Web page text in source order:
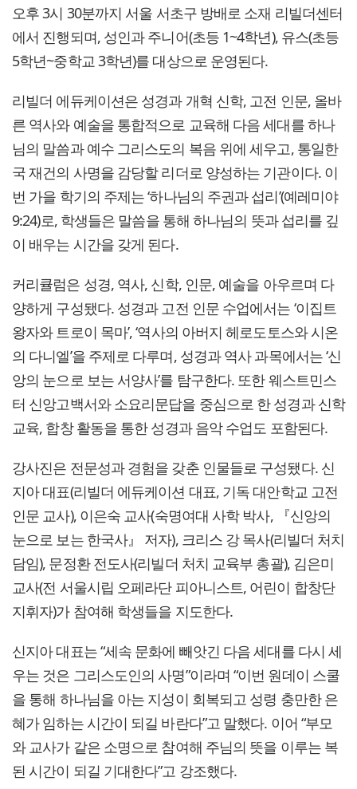
오후 3시 30분까지 서울 서초구 방배로 소재 리빌더센터
에서 진행되며, 성인과 주니어(초등 1~4학년), 유스(초등
5학년~중학교 3학년)를 대상으로 운영된다.
리빌더 에듀케이션은 성경과 개혁 신학, 고전 인문, 올바
른 역사와 예술을 통합적으로 교육해 다음 세대를 하나
님의 말씀과 예수 그리스도의 복음 위에 세우고, 통일한
국 재건의 사명을 감당할 리더로 양성하는 기관이다. 이
번 가을 학기의 주제는 ‘하나님의 주권과 섭리’(예레미야
9:24)로, 학생들은 말씀을 통해 하나님의 뜻과 섭리를 깊
이 배우는 시간을 갖게 된다.
커리큘럼은 성경, 역사, 신학, 인문, 예술을 아우르며 다
양하게 구성됐다. 성경과 고전 인문 수업에서는 ‘이집트
왕자와 트로이 목마’, ‘역사의 아버지 헤로도토스와 시온
의 다니엘’을 주제로 다루며, 성경과 역사 과목에서는 ‘신
앙의 눈으로 보는 서양사’를 탐구한다. 또한 웨스트민스
터 신앙고백서와 소요리문답을 중심으로 한 성경과 신학
교육, 합창 활동을 통한 성경과 음악 수업도 포함된다.
강사진은 전문성과 경험을 갖춘 인물들로 구성됐다. 신
지아 대표(리빌더 에듀케이션 대표, 기독 대안학교 고전
인문 교사), 이은숙 교사(숙명여대 사학 박사, 『신앙의
눈으로 보는 한국사』 저자), 크리스 강 목사(리빌더 처치
담임), 문정환 전도사(리빌더 처치 교육부 총괄), 김은미
교사(전 서울시립 오페라단 피아니스트, 어린이 합창단
지휘자)가 참여해 학생들을 지도한다.
신지아 대표는 “세속 문화에 빼앗긴 다음 세대를 다시 세
우는 것은 그리스도인의 사명”이라며 “이번 원데이 스쿨
을 통해 하나님을 아는 지성이 회복되고 성령 충만한 은
혜가 임하는 시간이 되길 바란다”고 말했다. 이어 “부모
와 교사가 같은 소명으로 참여해 주님의 뜻을 이루는 복
된 시간이 되길 기대한다”고 강조했다.